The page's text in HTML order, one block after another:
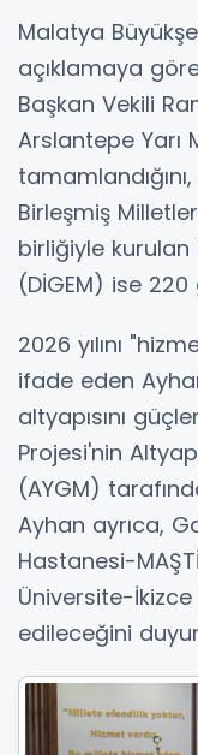
Malatya
açıklamaya
Başkan Vekili
Arslantepe Yarı
Birleşmiş
birliğiyle kurulan
(DİGEM) ise
2026 yılını
ifade eden
altyapısını
Projesi'nin
(AYGM)
Ayhan ayrıca,
Hastanesi-
Üniversite-
edileceğini